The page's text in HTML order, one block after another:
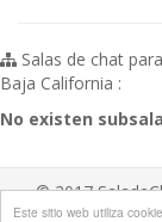
Este sitio web utiliza
Salas de chat
Baja California :
No existen
© 2017